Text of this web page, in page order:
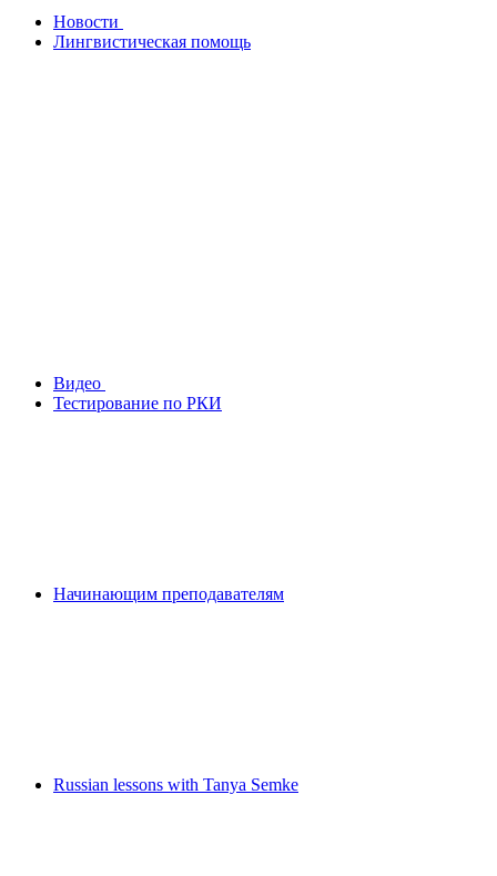
Новости
Лингвистическая помощь
Видео
Тестирование по РКИ
Начинающим преподавателям
Russian lessons with Tanya Semke